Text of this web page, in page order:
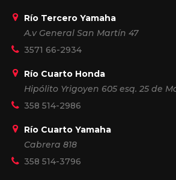
Río Tercero Yamaha
A.v General San Martín 47
3571 66-2934
Río Cuarto Honda
Hipólito Yrigoyen 605 esq. 25 de
358 514-2986
Río Cuarto Yamaha
Cabrera 818
358 514-3796